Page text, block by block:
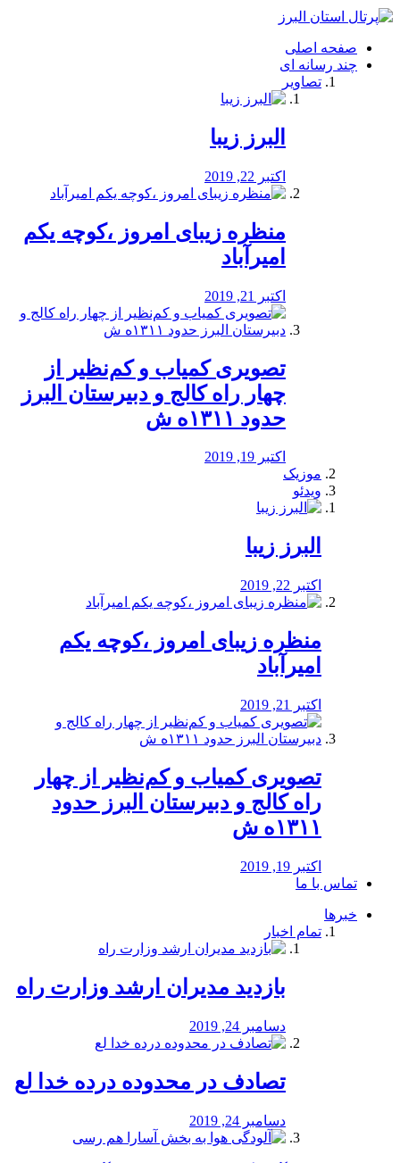
فصد
شرق
تهران
خشکشویی
صفحه اصلی
چند رسانه ای
تصاویر
البرز زیبا
اکتبر 22, 2019
منظره‌‌ زیبای امروز ،کوچه یکم
امیرآباد
اکتبر 21, 2019
️تصویری کمیاب و کم‌نظیر از
چهار راه كالج و دبيرستان البرز
حدود ۱۳۱۱ه ش
اکتبر 19, 2019
موزیک
ویدئو
البرز زیبا
اکتبر 22, 2019
منظره‌‌ زیبای امروز ،کوچه یکم
امیرآباد
اکتبر 21, 2019
️تصویری کمیاب و کم‌نظیر از چهار
راه كالج و دبيرستان البرز حدود
۱۳۱۱ه ش
اکتبر 19, 2019
تماس با ما
خبرها
تمام اخبار
بازدید مدیران ارشد وزارت راه
دسامبر 24, 2019
تصادف در محدوده درده خدا لع
دسامبر 24, 2019